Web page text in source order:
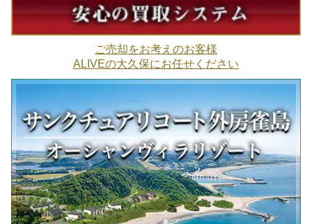
ご売却をお考えのお客様
ALIVEの大久保にお任せください